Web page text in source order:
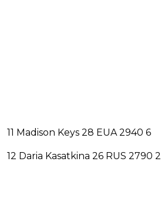
11 Madison Keys 28 EUA 2940 6
12 Daria Kasatkina 26 RUS 2790 2